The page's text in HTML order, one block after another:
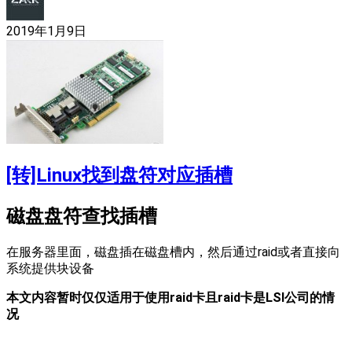
2019年1月9日
[转]Linux找到盘符对应插槽
磁盘盘符查找插槽
在服务器里面，磁盘插在磁盘槽内，然后通过raid或者直接向
系统提供块设备
本文内容暂时仅仅适用于使用raid卡且raid卡是LSI公司的情
况